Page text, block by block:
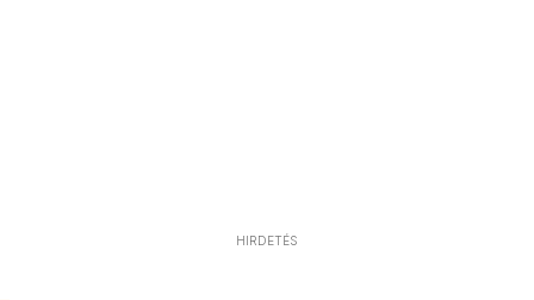
HIRDETÉS